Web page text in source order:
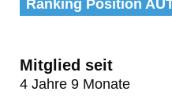
Ranking Position
Mitglied seit
4 Jahre 9 Monate